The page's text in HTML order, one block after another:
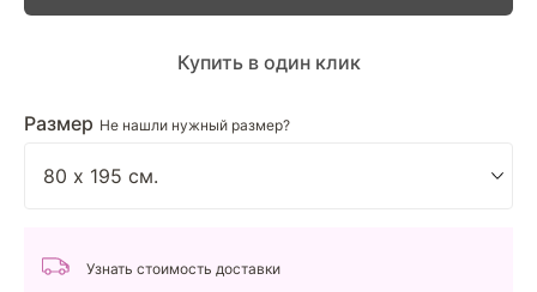
Размер Не нашли нужный размер?
Купить в один клик
Узнать стоимость доставки